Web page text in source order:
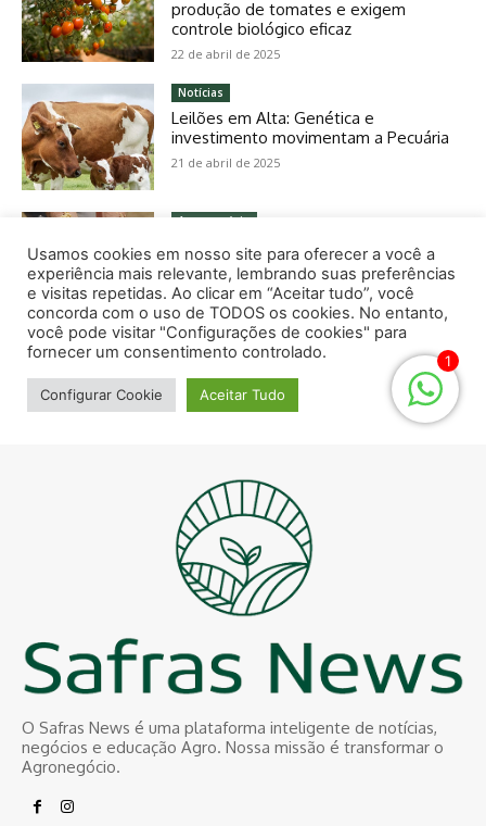
O Safras News é uma plataforma inteligente de notícias,
negócios e educação Agro. Nossa missão é transformar o
Agronegócio.